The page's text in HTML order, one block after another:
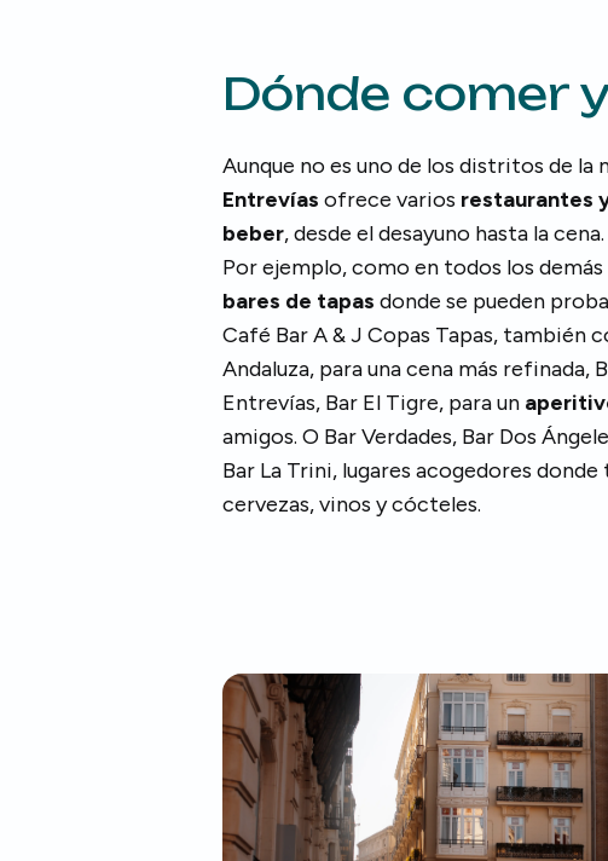
Dónde comer
Aunque no es uno de los distritos de la
Entrevías ofrece varios restaurantes
beber, desde el desayuno hasta la cena.
Por ejemplo, como en todos los
bares de tapas donde se pueden
Café Bar A & J Copas Tapas, también
Andaluza, para una cena más refinada,
Entrevías, Bar El Tigre, para un
amigos. O Bar Verdades, Bar Dos
Bar La Trini, lugares acogedores
cervezas, vinos y cócteles.